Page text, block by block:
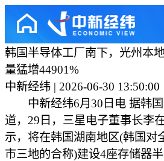
韩国半导体工厂南下，光州本
量猛增44901%
中新经纬 | 2026-06-30 13:50:00
中新经纬6月30日电 据韩国
道，29日，三星电子董事长李
示，将在韩国湖南地区(韩国对
市三地的合称)建设4座存储器半